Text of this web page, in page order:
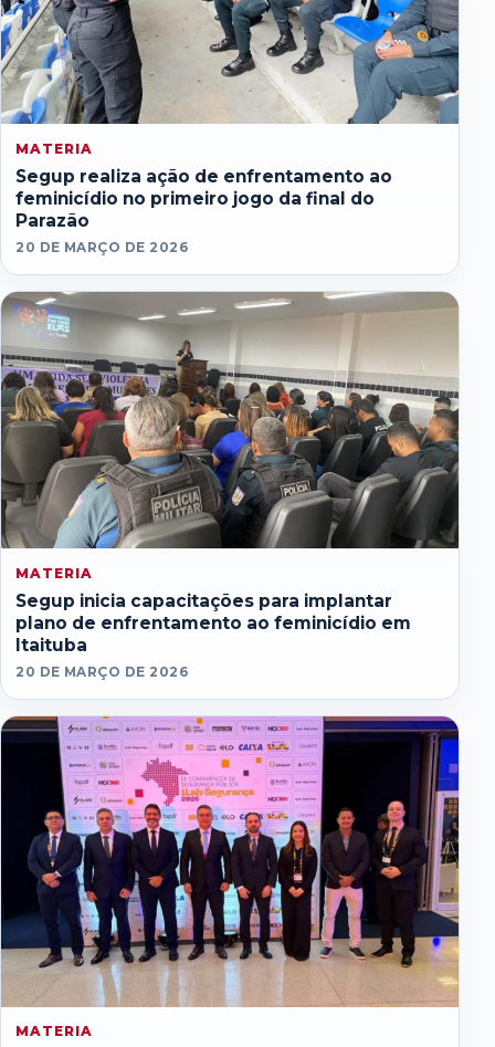
MATERIA
Segup realiza ação de enfrentamento ao
feminicídio no primeiro jogo da final do
Parazão
20 DE MARÇO DE 2026
MATERIA
Segup inicia capacitações para implantar
plano de enfrentamento ao feminicídio em
Itaituba
20 DE MARÇO DE 2026
MATERIA